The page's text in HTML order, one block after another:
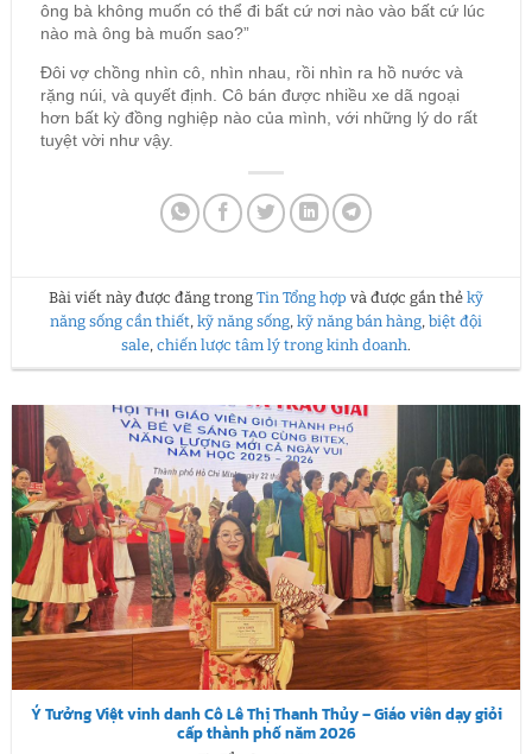
ông bà không muốn có thể đi bất cứ nơi nào vào bất cứ lúc
nào mà ông bà muốn sao?”
Đôi vợ chồng nhìn cô, nhìn nhau, rồi nhìn ra hồ nước và
rặng núi, và quyết định. Cô bán được nhiều xe dã ngoại
hơn bất kỳ đồng nghiệp nào của mình, với những lý do rất
tuyệt vời như vậy.
Bài viết này được đăng trong Tin Tổng hợp và được gắn thẻ kỹ
năng sống cần thiết, kỹ năng sống, kỹ năng bán hàng, biệt đội
sale, chiến lược tâm lý trong kinh doanh.
Ý Tưởng Việt vinh danh Cô Lê Thị Thanh Thủy – Giáo viên dạy giỏi
cấp thành phố năm 2026